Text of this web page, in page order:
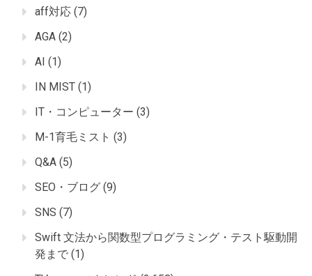
aff対応 (7)
AGA (2)
AI (1)
IN MIST (1)
IT・コンピューター (3)
M-1育毛ミスト (3)
Q&A (5)
SEO・ブログ (9)
SNS (7)
Swift 文法から関数型プログラミング・テスト駆動開
発まで (1)